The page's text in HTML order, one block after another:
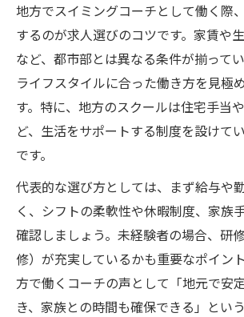
地方でスイミングコーチとして働く際
するのが求人選びのコツです。家賃や
など、都市部とは異なる条件が揃って
ライフスタイルに合った働き方を見極
す。特に、地方のスクールは住宅手当
ど、生活をサポートする制度を設けて
です。
代表的な選び方としては、まず給与や
く、シフトの柔軟性や休暇制度、家族
確認しましょう。未経験者の場合、研
修）が充実しているかも重要なポイン
方で働くコーチの声として「地元で安
き、家族との時間も確保できる」とい